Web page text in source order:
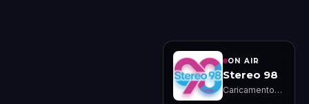
ON AIR
Stereo 98
Caricamento…